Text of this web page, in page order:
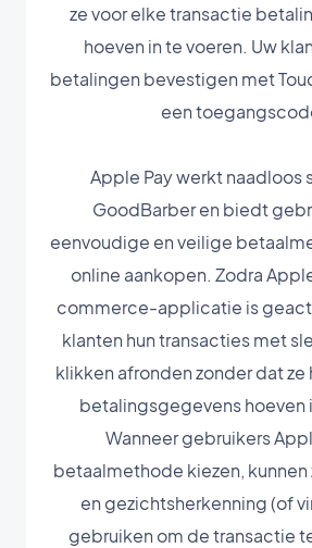
ze voor elke transactie
hoeven in te voeren. Uw
betalingen bevestigen met
een
Apple Pay werkt naadloos
GoodBarber en biedt
eenvoudige en veilige
online aankopen. Zodra
commerce-applicatie is
klanten hun transacties met
klikken afronden zonder dat ze
betalingsgegevens hoeven
Wanneer gebruikers
betaalmethode kiezen, kunnen
en gezichtsherkenning (of
gebruiken om de transactie